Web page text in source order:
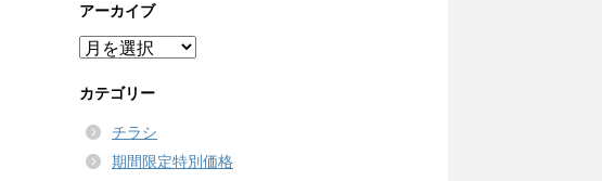
アーカイブ
ア
カ
ブ
カテゴリー
チラシ
期間限定特別価格